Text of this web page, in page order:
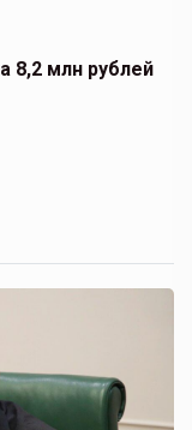
8,2 млн рублей